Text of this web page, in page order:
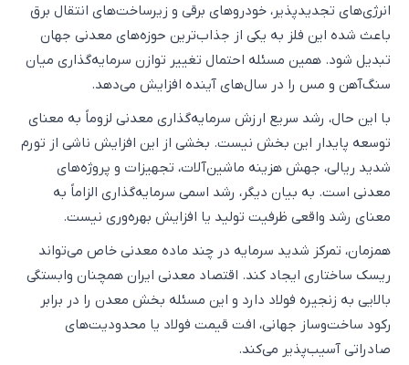
انرژی‌های تجدیدپذیر، خودروهای برقی و زیرساخت‌های انتقال برق
باعث شده این فلز به یکی از جذاب‌ترین حوزه‌های معدنی جهان
تبدیل شود. همین مسئله احتمال تغییر توازن سرمایه‌گذاری میان
سنگ‌آهن و مس را در سال‌های آینده افزایش می‌دهد.
با این حال، رشد سریع ارزش سرمایه‌گذاری معدنی لزوماً به معنای
توسعه پایدار این بخش نیست. بخشی از این افزایش ناشی از تورم
شدید ریالی، جهش هزینه ماشین‌آلات، تجهیزات و پروژه‌های
معدنی است. به بیان دیگر، رشد اسمی سرمایه‌گذاری الزاماً به
معنای رشد واقعی ظرفیت تولید یا افزایش بهره‌وری نیست.
همزمان، تمرکز شدید سرمایه در چند ماده معدنی خاص می‌تواند
ریسک ساختاری ایجاد کند. اقتصاد معدنی ایران همچنان وابستگی
بالایی به زنجیره فولاد دارد و این مسئله بخش معدن را در برابر
رکود ساخت‌وساز جهانی، افت قیمت فولاد یا محدودیت‌های
صادراتی آسیب‌پذیر می‌کند.